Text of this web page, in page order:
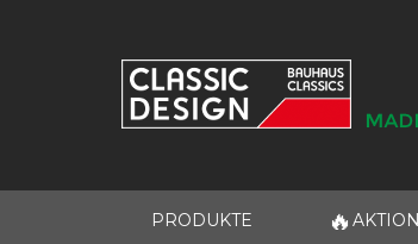
PRODUKTE 🔥